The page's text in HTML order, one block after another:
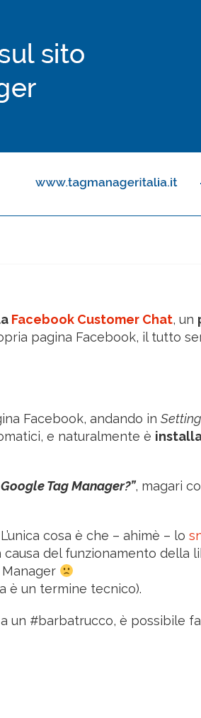
Facebook Customer Chat, un
pagina Facebook, il tutto
Facebook, andando in
e naturalmente è
Tag Manager?”, magari
cosa è che – ahimè – lo
causa del funzionamento della
è un termine tecnico).
un #barbatrucco, è possibile